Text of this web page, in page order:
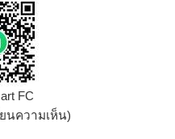
FC
นความเห็น)